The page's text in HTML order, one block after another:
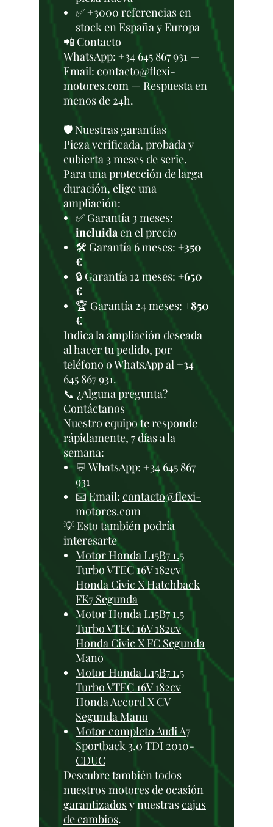
✅ +3000 referencias en
stock en España y Europa
📲 Contacto
WhatsApp: +34 645 867 931 —
Email: contacto@flexi-
motores.com — Respuesta en
menos de 24h.
🛡️ Nuestras garantías
Pieza verificada, probada y
cubierta 3 meses de serie.
Para una protección de larga
duración, elige una
ampliación:
✅ Garantía 3 meses:
incluidaen el precio
🛠️ Garantía 6 meses: +350
€
🔒 Garantía 12 meses: +650
€
🏆 Garantía 24 meses: +850
€
Indica la ampliación deseada
al hacer tu pedido, por
teléfono o WhatsApp al +34
645 867 931.
📞 ¿Alguna pregunta?
Contáctanos
Nuestro equipo te responde
rápidamente, 7 días a la
semana:
💬 WhatsApp: +34 645 867
931
📧 Email: contacto@flexi-
motores.com
💡 Esto también podría
interesarte
Motor Honda L15B7 1.5
Turbo VTEC 16V 182cv
Honda Civic X Hatchback
FK7 Segunda
Motor Honda L15B7 1.5
Turbo VTEC 16V 182cv
Honda Civic X FC Segunda
Mano
Motor Honda L15B7 1.5
Turbo VTEC 16V 182cv
Honda Accord X CV
Segunda Mano
Motor completo Audi A7
Sportback 3.0 TDI 2010-
CDUC
Descubre también todos
nuestrosmotores de ocasión
garantizadosy nuestrascajas
de cambios.